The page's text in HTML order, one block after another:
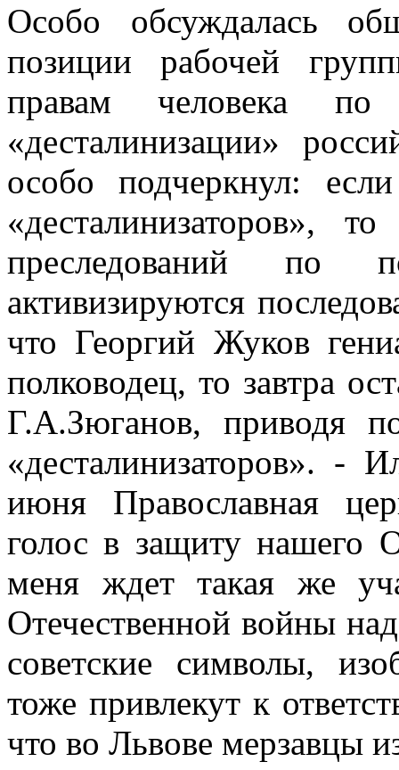
Особо обсуждалась
позиции рабочей
правам человека по
«десталинизации»
особо подчеркнул:
«десталинизаторов»,
преследований по
активизируются
что Георгий Жуков
полководец, то завтра
Г.А.Зюганов, приводя
«десталинизаторов». -
июня Православная
голос в защиту нашего
меня ждет такая же
Отечественной войны
советские символы,
тоже привлекут к
что во Львове мерзавцы